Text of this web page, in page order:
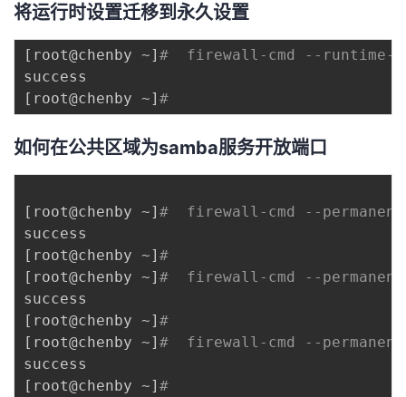
将运行时设置迁移到永久设置
[ root@chenby ~] #  firewall-cmd --runtime-
[ root@chenby ~] #
如何在公共区域为samba服务开放端口
[ root@chenby ~] #  firewall-cmd --
[ root@chenby ~] #
[ root@chenby ~] #  firewall-cmd --
[ root@chenby ~] #
[ root@chenby ~] #  firewall-cmd --
[ root@chenby ~] #